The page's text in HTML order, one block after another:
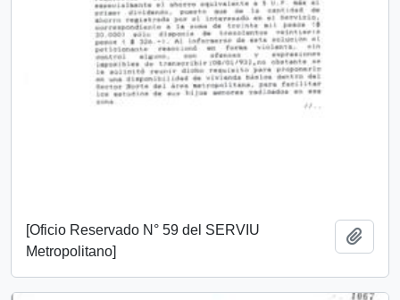
[Oficio Reservado N° 59 del SERVIU
Metropolitano]